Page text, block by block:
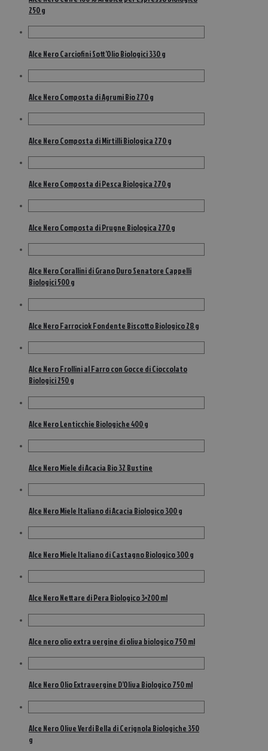
250 g
Alce Nero Carciofini Sott’Olio Biologici 330 g
Alce Nero Composta di Agrumi Bio 270 g
Alce Nero Composta di Mirtilli Biologica 270 g
Alce Nero Composta di Pesca Biologica 270 g
Alce Nero Composta di Prugne Biologica 270 g
Alce Nero Corallini di Grano Duro Senatore Cappelli
Biologici 500 g
Alce Nero Farrociok Fondente Biscotto Biologico 28 g
Alce Nero Frollini al Farro con Gocce di Cioccolato
Biologici 250 g
Alce Nero Lenticchie Biologiche 400 g
Alce Nero Miele di Acacia Bio 32 Bustine
Alce Nero Miele Italiano di Acacia Biologico 300 g
Alce Nero Miele Italiano di Castagno Biologico 300 g
Alce Nero Nettare di Pera Biologico 3×200 ml
Alce nero olio extra vergine di oliva biologico 750 ml
Alce Nero Olio Extravergine D’Oliva Biologico 750 ml
Alce Nero Olive Verdi Bella di Cerignola Biologiche 350
g